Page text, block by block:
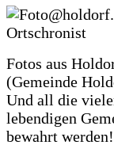
Fotos aus
(Gemeinde
Und all die
lebendigen
bewahrt